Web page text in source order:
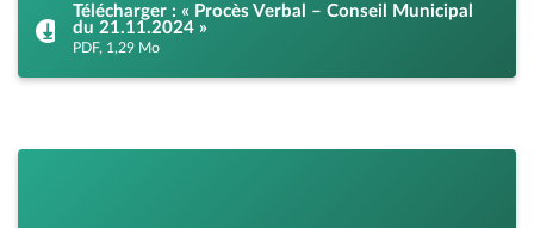
Télécharger : « Procès Verbal – Conseil Municipal
du 21.11.2024 »
PDF, 1,29 Mo